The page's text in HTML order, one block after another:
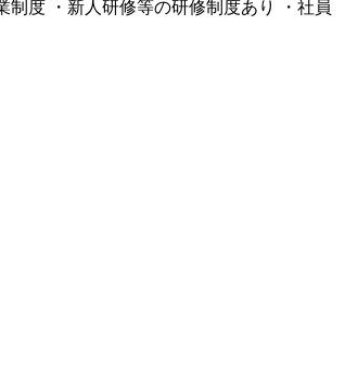
度 ・新人研修等の研修制度あり ・社員